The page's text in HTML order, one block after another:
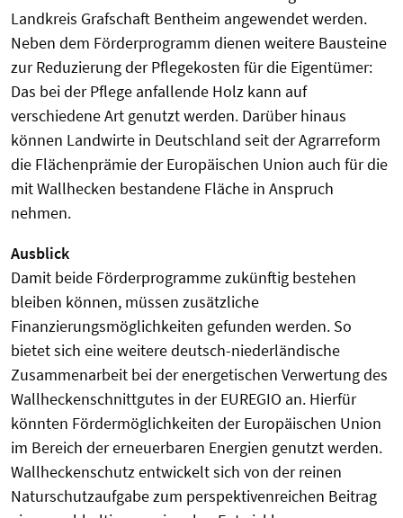
Landkreis Grafschaft Bentheim angewendet werden.
Neben dem Förderprogramm dienen weitere Bausteine
zur Reduzierung der Pflegekosten für die Eigentümer:
Das bei der Pflege anfallende Holz kann auf
verschiedene Art genutzt werden. Darüber hinaus
können Landwirte in Deutschland seit der Agrarreform
die Flächenprämie der Europäischen Union auch für die
mit Wallhecken bestandene Fläche in Anspruch
nehmen.
Ausblick
Damit beide Förderprogramme zukünftig bestehen
bleiben können, müssen zusätzliche
Finanzierungsmöglichkeiten gefunden werden. So
bietet sich eine weitere deutsch-niederländische
Zusammenarbeit bei der energetischen Verwertung des
Wallheckenschnittgutes in der EUREGIO an. Hierfür
könnten Förder­möglich­keiten der Europäischen Union
im Bereich der erneuer­baren Energien genutzt werden.
Wallheckenschutz entwickelt sich von der reinen
Naturschutzaufgabe zum perspektivenreichen Beitrag